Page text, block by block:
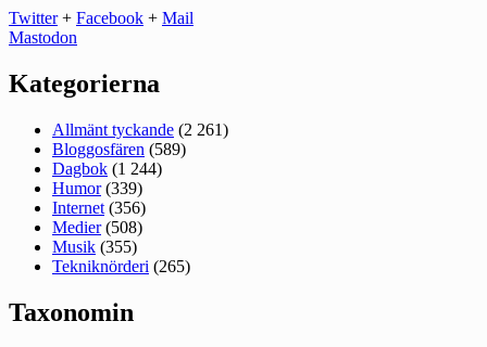
Twitter+ Facebook + Mail
Mastodon
Kategorierna
Allmänt tyckande (2 261)
Bloggosfären (589)
Dagbok (1 244)
Humor(339)
Internet (356)
Medier(508)
Musik (355)
Tekniknörderi (265)
Taxonomin